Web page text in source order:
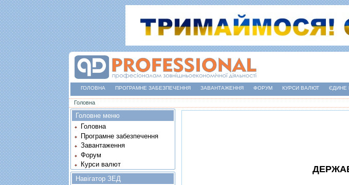
ГОЛОВНА ПРОГРАМНЕ ЗАБЕЗПЕЧЕННЯ ЗАВАНТАЖЕННЯ ФОРУМ КУРСИ ВАЛЮТ ЄДИНЕ
Ви є тут
Головна
Головне меню
Головна
Програмне забезпечення
Завантаження
Форум
Курси валют
Навігатор ЗЕД